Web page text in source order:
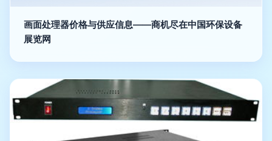
画面处理器价格与供应信息——商机尽在中国环保设备
展览网